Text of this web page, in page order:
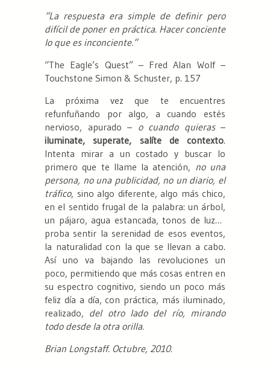
“La respuesta era simple de definir pero
difícil de poner en práctica. Hacer conciente
lo que es inconciente.”
“The Eagle’s Quest” – Fred Alan Wolf –
Touchstone Simon & Schuster, p. 157
La próxima vez que te encuentres
refunfuñando por algo, a cuando estés
nervioso, apurado – o cuando quieras–
iluminate, superate, salíte de contexto.
Intenta mirar a un costado y buscar lo
primero que te llame la atención, no una
persona, no una publicidad, no un diario, el
tráfico, sino algo diferente, algo más chico,
en el sentido frugal de la palabra: un árbol,
un pájaro, agua estancada, tonos de luz…
proba sentir la serenidad de esos eventos,
la naturalidad con la que se llevan a cabo.
Así uno va bajando las revoluciones un
poco, permitiendo que más cosas entren en
su espectro cognitivo, siendo un poco más
feliz día a día, con práctica, más iluminado,
realizado, del otro lado del río, mirando
todo desde la otra orilla.
Brian Longstaff. Octubre, 2010.